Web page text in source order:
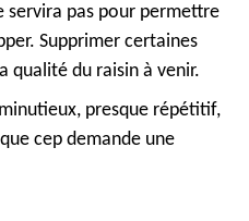
servira pas pour permettre
Supprimer certaines
qualité du raisin à venir.
presque répétitif,
cep demande une